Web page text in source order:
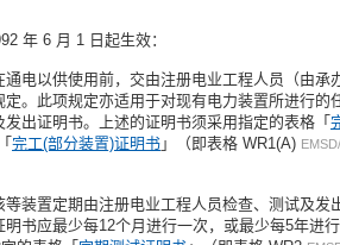
年 6 月 1 日起生效：
电以供使用前，交由注册电业工程人员（由承
。此项规定亦适用于对现有电力装置所进行的
出证明书。上述的证明书须采用指定的表格「
完工(部分装置)证明书 」（即表格 WR1(A)
装置定期由注册电业工程人员检查、测试及发
书应最少每12个月进行一次，或最少每5年进